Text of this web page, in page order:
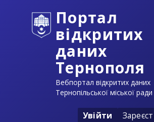
Портал
відкритих
даних
Тернополя
Вебпортал відкритих даних
Тернопільської міської ради
Увійти